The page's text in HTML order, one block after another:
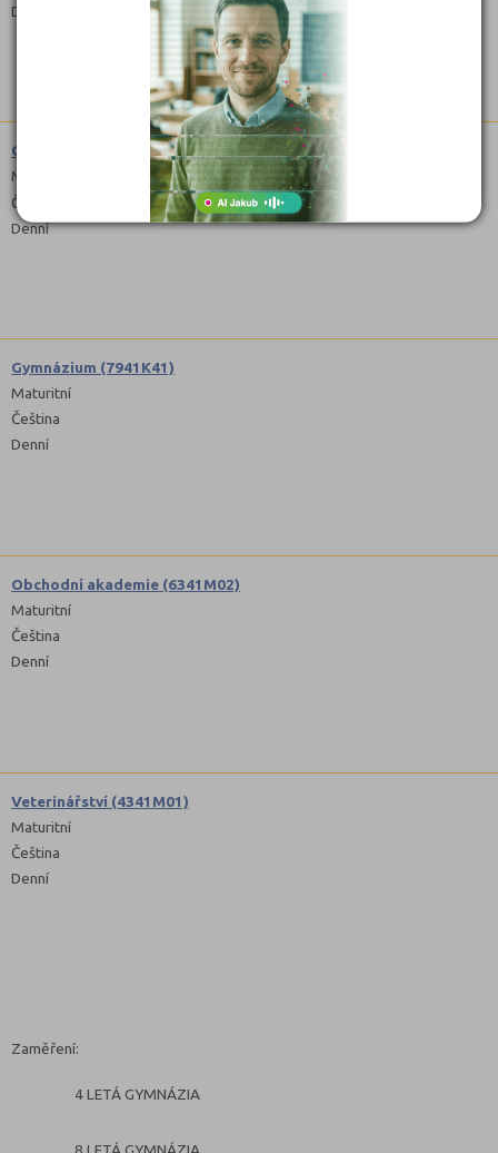
Denní
Gymnázium (7941K81)
Maturitní
Čeština
Denní
Gymnázium (7941K41)
Maturitní
Čeština
Denní
Obchodní akademie (6341M02)
Maturitní
Čeština
Denní
Veterinářství (4341M01)
Maturitní
Čeština
Denní
Zaměření:
4 LETÁ GYMNÁZIA